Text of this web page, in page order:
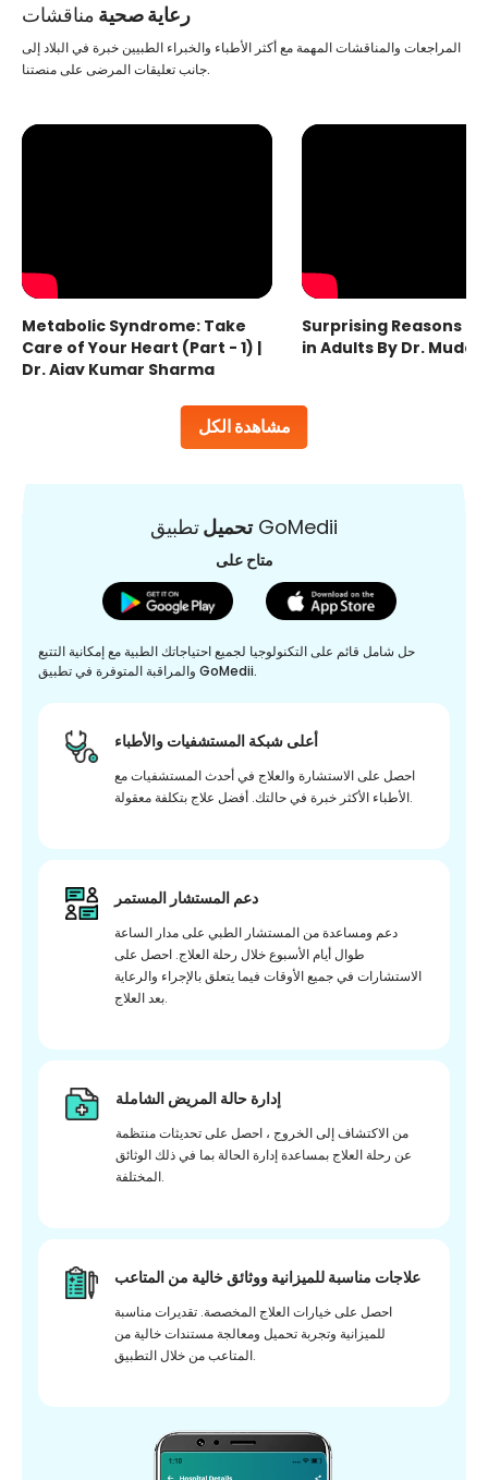
رعاية صحية مناقشات
مشاهدة الكل
المراجعات والمناقشات المهمة مع أكثر الأطباء والخبراء الطبيين خبرة في البلاد إلى
جانب تعليقات المرضى على منصتنا.
Metabolic Syndrome: Take
Care of Your Heart (Part - 1) |
Dr. Ajay Kumar Sharma
Surprising Reasons
in Adults By Dr.
تحميلتطبيق GoMedii
متاح على
حل شامل قائم على التكنولوجيا لجميع احتياجاتك الطبية مع إمكانية التتبع
والمراقبة المتوفرة في تطبيق GoMedii.
أعلى شبكة المستشفيات والأطباء
احصل على الاستشارة والعلاج في أحدث المستشفيات مع
الأطباء الأكثر خبرة في حالتك. أفضل علاج بتكلفة معقولة.
دعم المستشار المستمر
دعم ومساعدة من المستشار الطبي على مدار الساعة
طوال أيام الأسبوع خلال رحلة العلاج. احصل على
الاستشارات في جميع الأوقات فيما يتعلق بالإجراء والرعاية
بعد العلاج.
إدارة حالة المريض الشاملة
من الاكتشاف إلى الخروج ، احصل على تحديثات منتظمة
عن رحلة العلاج بمساعدة إدارة الحالة بما في ذلك الوثائق
المختلفة.
علاجات مناسبة للميزانية ووثائق خالية من المتاعب
احصل على خيارات العلاج المخصصة. تقديرات مناسبة
للميزانية وتجربة تحميل ومعالجة مستندات خالية من
المتاعب من خلال التطبيق.